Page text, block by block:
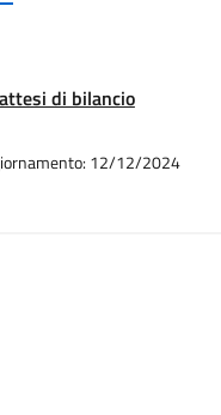
di bilancio
12/12/2024